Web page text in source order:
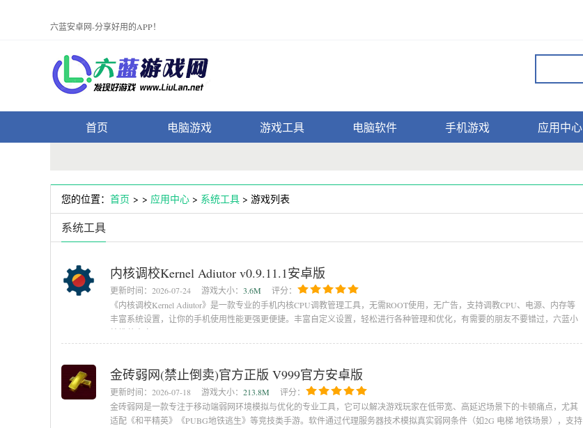
六蓝安卓网-分享好用的APP！
首页 电脑游戏 游戏工具 电脑软件 手机游戏 应用中心
您的位置： 首页 > > 应用中心 > 系统工具 > 游戏列表
系统工具
内核调校Kernel Adiutor v0.9.11.1安卓版
更新时间： 2026-07-24 游戏大小： 3.6M
评分：
《内核调校Kernel Adiutor》是一款专业的手机内核CPU调教管理工具，无需ROOT使用，无广告，支持调教CPU、电源、内存等
丰富系统设置，让你的手机使用性能更强更便捷。丰富自定义设置，轻松进行各种管理和优化，有需要的朋友不要错过，六蓝小
编推荐大家
金砖弱网(禁止倒卖)官方正版 V999官方安卓版
更新时间： 2026-07-18 游戏大小： 213.8M
评分：
金砖弱网是一款专注于移动端弱网环境模拟与优化的专业工具，它可以解决游戏玩家在低带宽、高延迟场景下的卡顿痛点，尤其
适配《和平精英》《PUBG地铁逃生》等竞技类手游。软件通过代理服务器技术模拟真实弱网条件（如2G 电梯 地铁场景），支持